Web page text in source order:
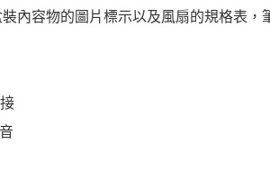
內容物的圖片標示以及風扇的規格表，